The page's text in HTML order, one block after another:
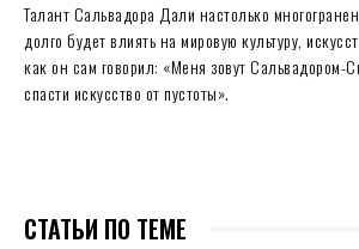
Талант Сальвадора Дали настолько
долго будет влиять на мировую культуру,
как он сам говорил: «Меня зовут Сальвадором-
спасти искусство от пустоты».
СТАТЬИ ПО ТЕМЕ